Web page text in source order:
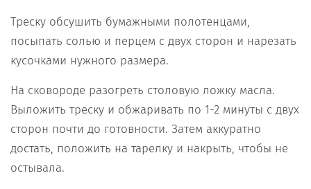
Треску обсушить бумажными полотенцами,
посыпать солью и перцем с двух сторон и нарезать
кусочками нужного размера.
На сковороде разогреть столовую ложку масла.
Выложить треску и обжаривать по 1-2 минуты с двух
сторон почти до готовности. Затем аккуратно
достать, положить на тарелку и накрыть, чтобы не
остывала.